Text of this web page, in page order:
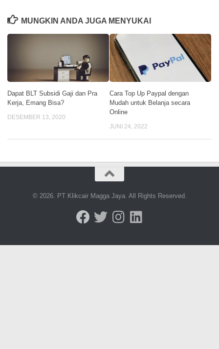
MUNGKIN ANDA JUGA MENYUKAI
Dapat BLT Subsidi Gaji dan Pra
Kerja, Emang Bisa?
DESEMBER 13, 2020
Cara Top Up Paypal dengan
Mudah untuk Belanja secara
Online
JUNI 24, 2022
© 2026. PT Klikcair Magga Jaya. All Rights Reserved.